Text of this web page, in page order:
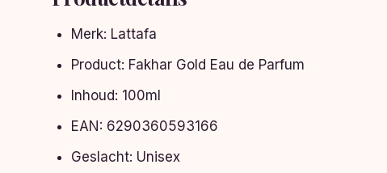
Merk: Lattafa
Product: Fakhar Gold Eau de Parfum
Inhoud: 100ml
EAN: 6290360593166
Geslacht: Unisex